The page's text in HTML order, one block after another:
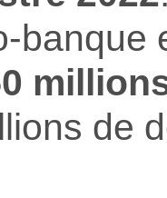
banque
de